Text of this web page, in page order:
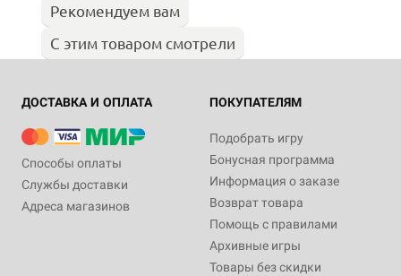
Рекомендуем вам
С этим товаром смотрели
ДОСТАВКА И ОПЛАТА
Способы оплаты
Службы доставки
Адреса магазинов
ПОКУПАТЕЛЯМ
Подобрать игру
Бонусная программа
Информация о заказе
Возврат товара
Помощь с правилами
Архивные игры
Товары без скидки